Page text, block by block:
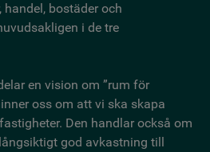
bostäder och
i de tre
en vision om ”rum för
oss om att vi ska skapa
Den handlar också om
god avkastning till